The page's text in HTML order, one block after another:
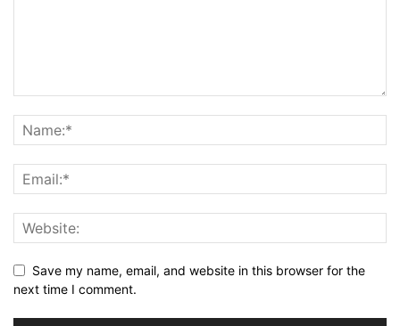
Save my name, email, and website in this browser for the
next time I comment.